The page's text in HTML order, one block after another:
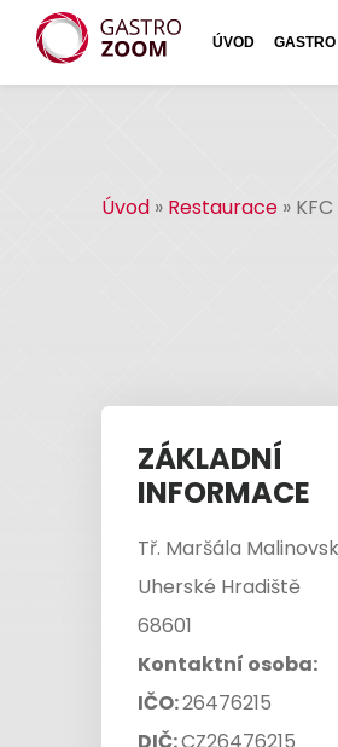
ÚVOD
Úvod » Restaurace »
ZÁKLADNÍ
INFORMACE
Tř. Maršála
Uherské Hradiště
68601
Kontaktní osoba:
IČO:26476215